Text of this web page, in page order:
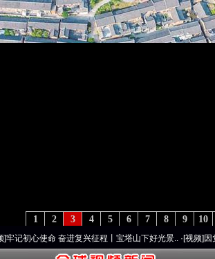
10
9
8
7
6
5
4
3
2
1
命 奋进复兴征程丨宝塔山下好光景..·[视频]因党而生 为